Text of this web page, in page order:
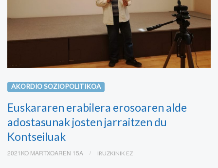
AKORDIO SOZIOPOLITIKOA
Euskararen erabilera erosoaren alde
adostasunak josten jarraitzen du
Kontseiluak
2021KO MARTXOAREN 15A IRUZKINIK EZ